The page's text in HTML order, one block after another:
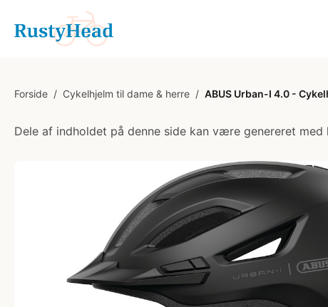
Forside / Cykelhjelm til dame & herre / ABUS Urban-I 4.0 -
Dele af indholdet på denne side kan være genereret